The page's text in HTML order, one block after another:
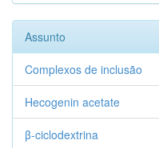
Assunto
Complexos de inclusão
Hecogenin acetate
β-ciclodextrina